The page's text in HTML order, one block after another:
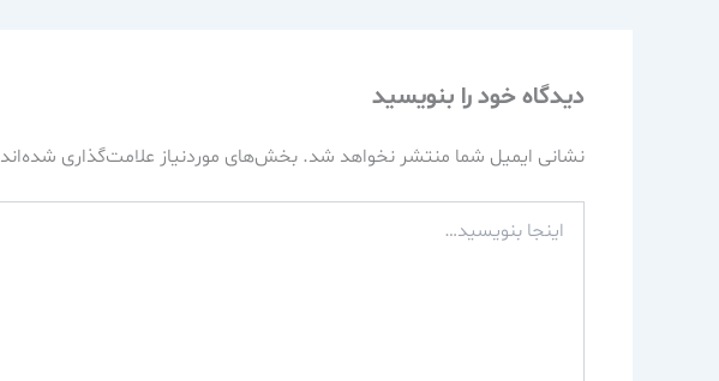
دیدگاه‌ خود را بنویسید
نشانی ایمیل شما منتشر نخواهد شد. بخش‌های موردنیاز علامت‌گذاری شده‌اند
بنویسید…